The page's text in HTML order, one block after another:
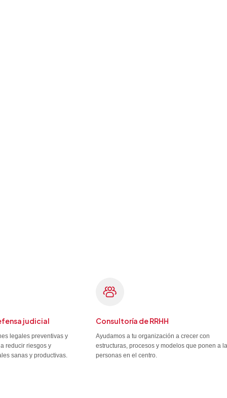
judicial
legales preventivas y
reducir riesgos y
sanas y productivas.
Consultoría de RRHH
Ayudamos a tu organización a crecer con
estructuras, procesos y modelos que ponen a
personas en el centro.